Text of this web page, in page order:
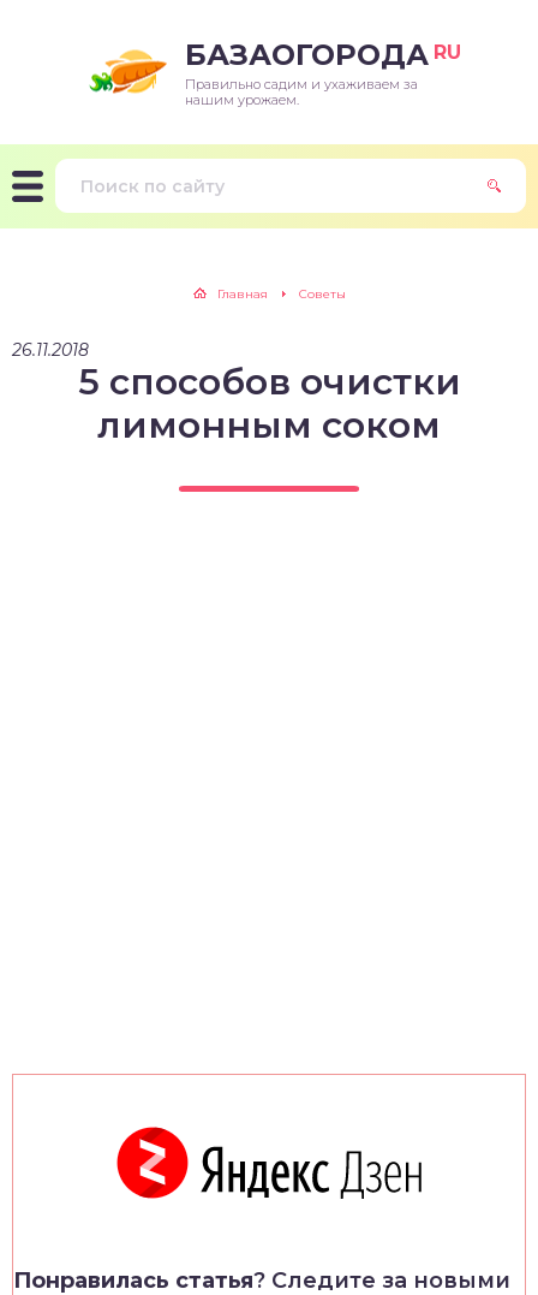
БАЗАОГОРОДА RU
Правильно садим и ухаживаем за
нашим урожаем.
Главная Советы
26.11.2018
5 способов очистки
лимонным соком
Понравилась статья? Следите за новыми